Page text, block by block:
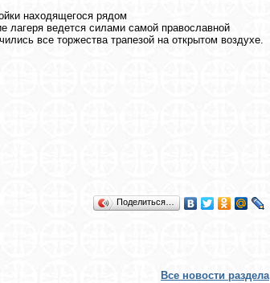
находящегося рядом
лагеря ведется силами самой православной
все торжества трапезой на открытом воздухе.
Поделиться…
Все новости раздела